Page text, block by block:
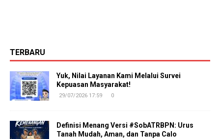
TERBARU
Yuk, Nilai Layanan Kami Melalui Survei
Kepuasan Masyarakat!
29/07/2026 17:59 0
Definisi Menang Versi #SobATRBPN: Urus
Tanah Mudah, Aman, dan Tanpa Calo